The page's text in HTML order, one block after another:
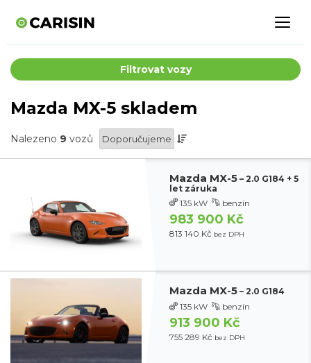
Filtrovat vozy
Mazda MX-5 skladem
Nalezeno 9 vozů
Mazda MX-5 – 2.0 G184 + 5
let záruka
135 kW
benzín
983 900 Kč
813 140 Kč bez DPH
Mazda MX-5 – 2.0 G184
135 kW
benzín
913 900 Kč
755 289 Kč bez DPH